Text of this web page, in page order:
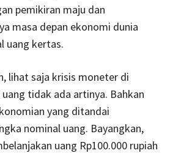
pemikiran maju dan
masa depan ekonomi dunia
uang kertas.
lihat saja krisis moneter di
tidak ada artinya. Bahkan
yang ditandai
nominal uang. Bayangkan,
uang Rp100.000 rupiah